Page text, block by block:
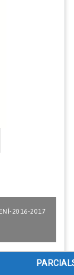
2016-2017